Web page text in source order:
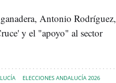
Antonio Rodríguez,
y el "apoyo" al sector
ELECCIONES ANDALUCÍA 2026